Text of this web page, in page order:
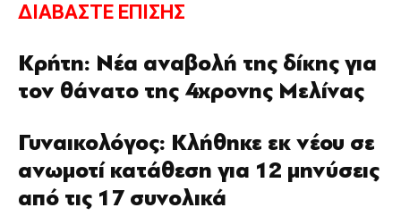
ΔΙΑΒΑΣΤΕ ΕΠΙΣΗΣ
Κρήτη: Νέα αναβολή της δίκης για
τον θάνατο της 4χρονης Μελίνας
Γυναικολόγος: Κλήθηκε εκ νέου σε
ανωμοτί κατάθεση για 12 μηνύσεις
από τις 17 συνολικά